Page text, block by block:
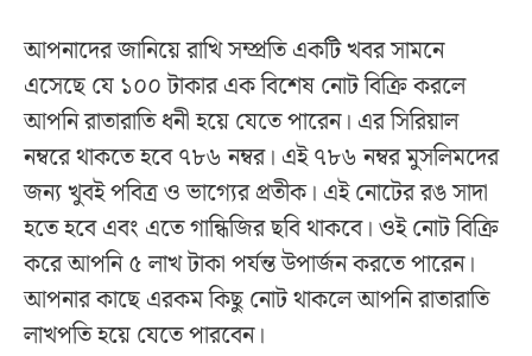
আপনাদের জানিয়ে রাখি সম্প্রতি একটি খবর সামনে
এসেছে যে ১০০ টাকার এক বিশেষ নোট বিক্রি করলে
আপনি রাতারাতি ধনী হয়ে যেতে পারেন। এর সিরিয়াল
নম্বরে থাকতে হবে ৭৮৬ নম্বর। এই ৭৮৬ নম্বর মুসলিমদের
জন্য খুবই পবিত্র ও ভাগ্যের প্রতীক। এই নোটের রঙ সাদা
হতে হবে এবং এতে গান্ধিজির ছবি থাকবে। ওই নোট বিক্রি
করে আপনি ৫ লাখ টাকা পর্যন্ত উপার্জন করতে পারেন।
আপনার কাছে এরকম কিছু নোট থাকলে আপনি রাতারাতি
লাখপতি হয়ে যেতে পারবেন।